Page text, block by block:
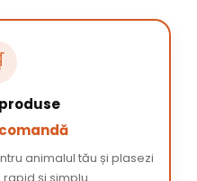
animalul tău și plasezi